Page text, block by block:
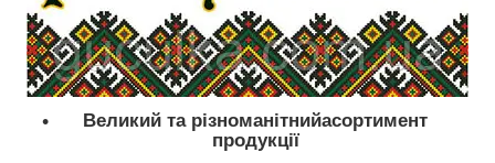
Великий та різноманітнийасортимент
продукції